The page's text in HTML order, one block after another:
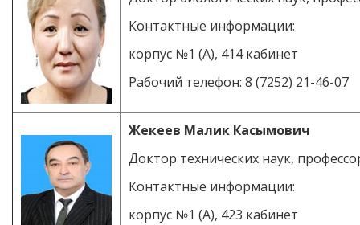
Контактные информации:
корпус №1 (А), 414 кабинет
Рабочий телефон: 8 (7252) 21-46-07
Жекеев Малик Касымович
Доктор технических наук,
Контактные информации:
корпус №1 (А), 423 кабинет